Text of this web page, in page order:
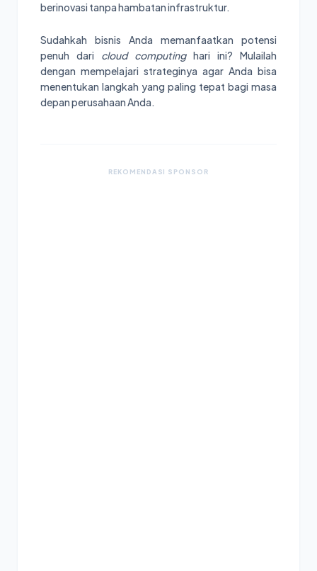
berinovasi tanpa hambatan infrastruktur.
Sudahkah bisnis Anda memanfaatkan potensi
penuh dari cloud computinghari ini? Mulailah
dengan mempelajari strateginya agar Anda bisa
menentukan langkah yang paling tepat bagi masa
depan perusahaan Anda.
REKOMENDASI SPONSOR